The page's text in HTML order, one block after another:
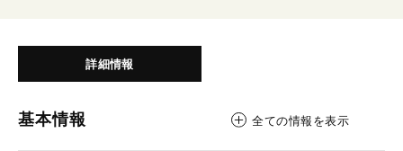
詳細情報
基本情報 全ての情報を表示